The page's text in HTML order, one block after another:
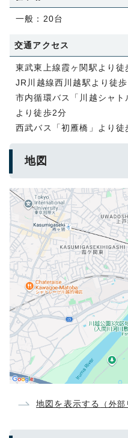
一般：20台
交通アクセス
東武東上線霞ヶ関駅より徒
JR川越線西川越駅より徒
市内循環バス「川越シャト
より徒歩2分
西武バス「初雁橋」より徒
地図
地図を表示する （外部